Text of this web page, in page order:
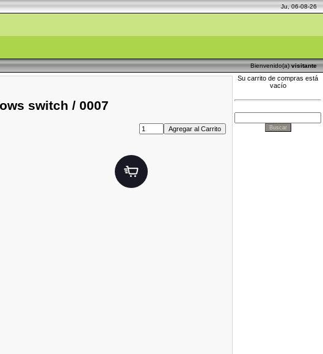
Ju, 06-08-26
Bienvenido(a) visitante
switch / 0007
Su carrito de compras está
vacío